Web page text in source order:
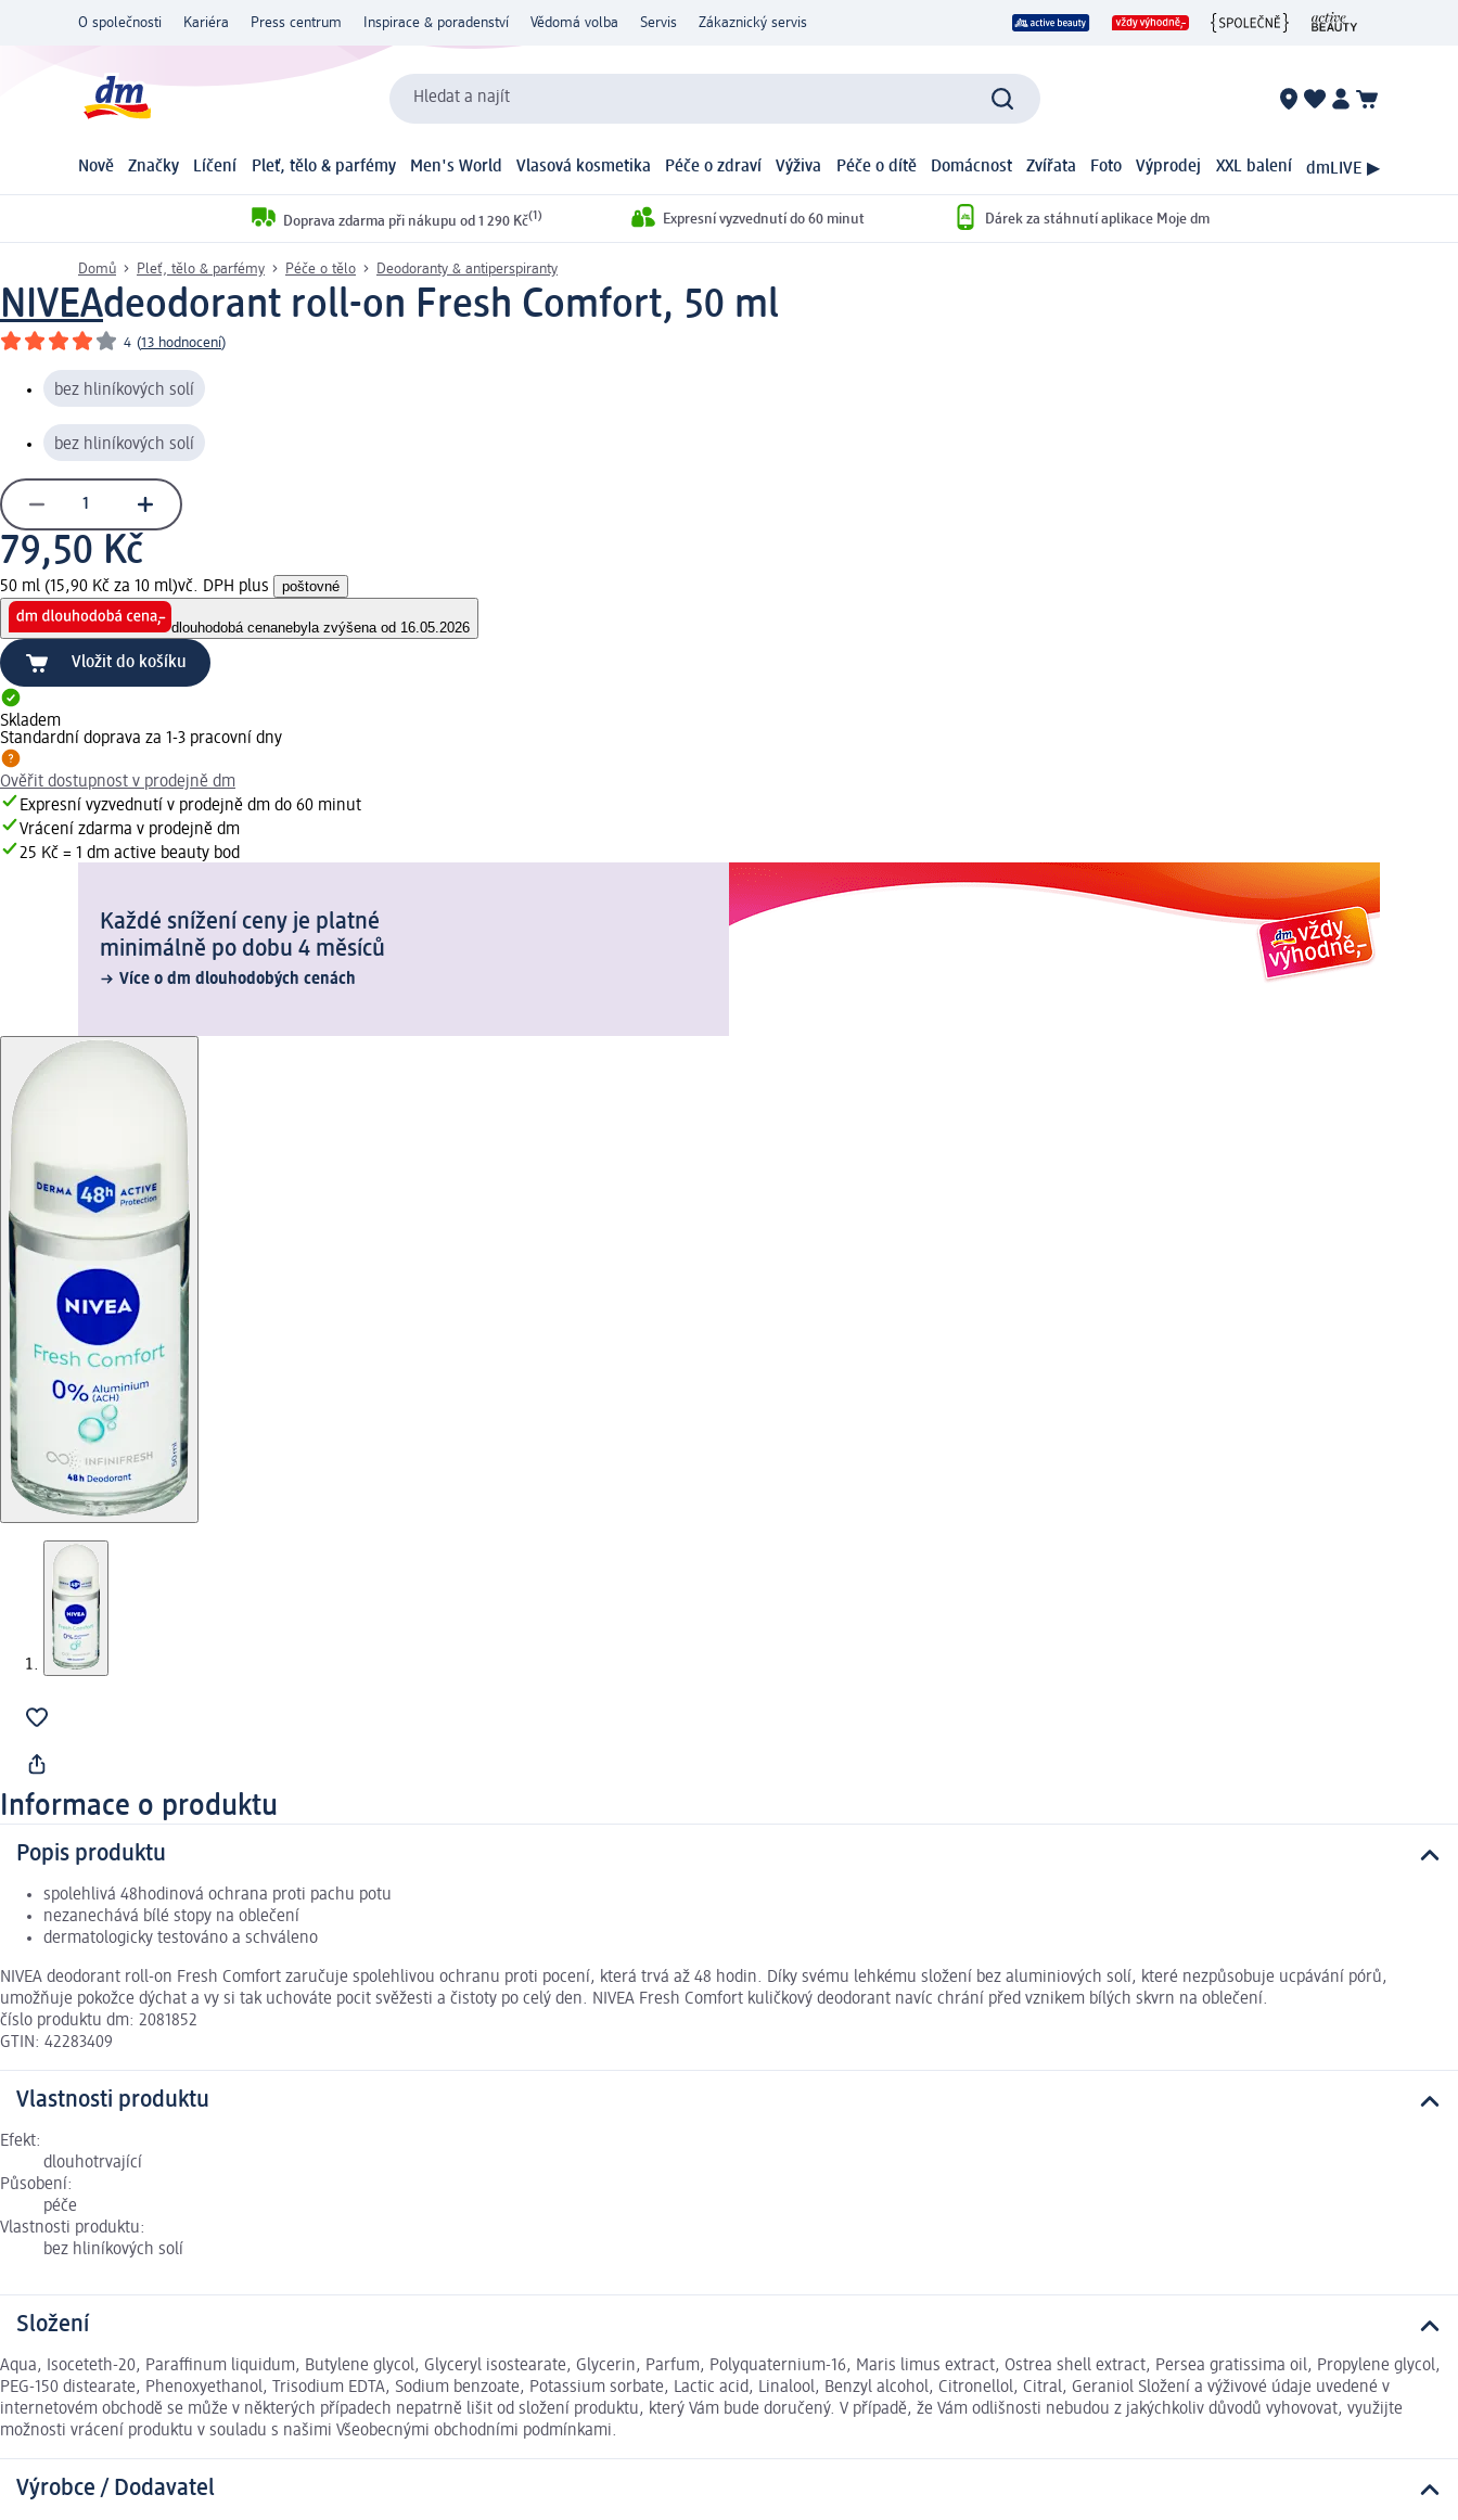
O společnosti Kariéra Press centrum Inspirace & poradenství Vědomá volba Servis Zákaznický servis
Hledat a najít
Nově Značky Líčení Pleť, tělo & parfémy Men's World Vlasová kosmetika Péče o zdraví Výživa Péče o dítě Domácnost Zvířata Foto Výprodej XXL balení dmLIVE ▶
Doprava zdarma při nákupu od 1 290 Kč(1) Expresní vyzvednutí do 60 minut Dárek za stáhnutí aplikace Moje dm
Domů Pleť, tělo & parfémy Péče o tělo Deodoranty & antiperspiranty
NIVEAdeodorant roll-on Fresh Comfort, 50 ml
4 (13 hodnocení)
bez hliníkových solí
bez hliníkových solí
79,50 Kč
50 ml (15,90 Kč za 10 ml)vč. DPH plus poštovné
dlouhodobá cenanebyla zvýšena od 16.05.2026
Vložit do košíku
Skladem
Standardní doprava za 1-3 pracovní dny
Ověřit dostupnost v prodejně dm
Expresní vyzvednutí v prodejně dm do 60 minut
Vrácení zdarma v prodejně dm
25 Kč = 1 dm active beauty bod
Každé snížení ceny je platné
minimálně po dobu 4 měsíců
Více o dm dlouhodobých cenách
Informace o produktu
Popis produktu
spolehlivá 48hodinová ochrana proti pachu potu
nezanechává bílé stopy na oblečení
dermatologicky testováno a schváleno
NIVEA deodorant roll-on Fresh Comfort zaručuje spolehlivou ochranu proti pocení, která trvá až 48 hodin. Díky svému lehkému složení bez aluminiových solí, které nezpůsobuje ucpávání pórů,
umožňuje pokožce dýchat a vy si tak uchováte pocit svěžesti a čistoty po celý den. NIVEA Fresh Comfort kuličkový deodorant navíc chrání před vznikem bílých skvrn na oblečení.
číslo produktu dm: 2081852
GTIN: 42283409
Vlastnosti produktu
Efekt:
dlouhotrvající
Působení:
péče
Vlastnosti produktu:
bez hliníkových solí
Složení
Aqua, Isoceteth-20, Paraffinum liquidum, Butylene glycol, Glyceryl isostearate, Glycerin, Parfum, Polyquaternium-16, Maris limus extract, Ostrea shell extract, Persea gratissima oil, Propylene glycol,
PEG-150 distearate, Phenoxyethanol, Trisodium EDTA, Sodium benzoate, Potassium sorbate, Lactic acid, Linalool, Benzyl alcohol, Citronellol, Citral, Geraniol Složení a výživové údaje uvedené v
internetovém obchodě se může v některých případech nepatrně lišit od složení produktu, který Vám bude doručený. V případě, že Vám odlišnosti nebudou z jakýchkoliv důvodů vyhovovat, využijte
možnosti vrácení produktu v souladu s našimi Všeobecnými obchodními podmínkami.
Výrobce / Dodavatel